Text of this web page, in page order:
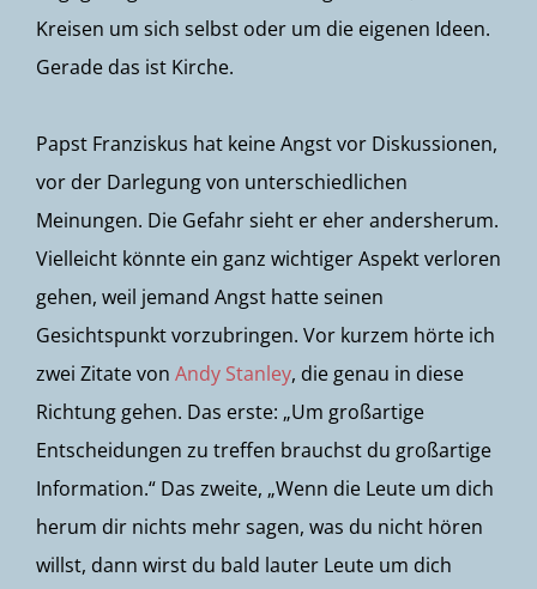
Kreisen um sich selbst oder um die eigenen Ideen.
Gerade das ist Kirche.
Papst Franziskus hat keine Angst vor Diskussionen,
vor der Darlegung von unterschiedlichen
Meinungen. Die Gefahr sieht er eher andersherum.
Vielleicht könnte ein ganz wichtiger Aspekt verloren
gehen, weil jemand Angst hatte seinen
Gesichtspunkt vorzubringen. Vor kurzem hörte ich
zwei Zitate von Andy Stanley, die genau in diese
Richtung gehen. Das erste: „Um großartige
Entscheidungen zu treffen brauchst du großartige
Information.“ Das zweite, „Wenn die Leute um dich
herum dir nichts mehr sagen, was du nicht hören
willst, dann wirst du bald lauter Leute um dich